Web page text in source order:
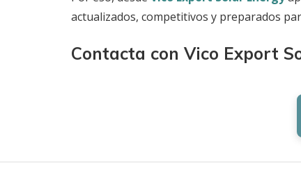
actualizados, competitivos y preparados
Contacta con Vico Export